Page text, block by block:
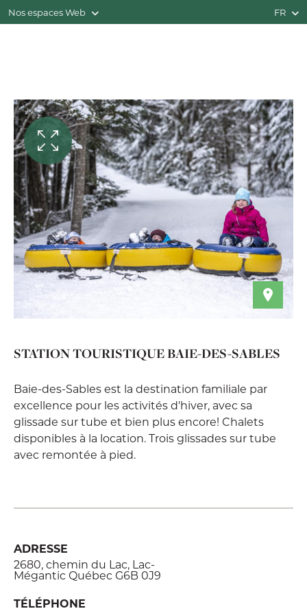
Nos espaces Web FR
STATION TOURISTIQUE BAIE-DES-SABLES
Baie-des-Sables est la destination familiale par
excellence pour les activités d'hiver, avec sa
glissade sur tube et bien plus encore! Chalets
disponibles à la location. Trois glissades sur tube
avec remontée à pied.
ADRESSE
2680, chemin du Lac, Lac-
Mégantic Québec G6B 0J9
TÉLÉPHONE